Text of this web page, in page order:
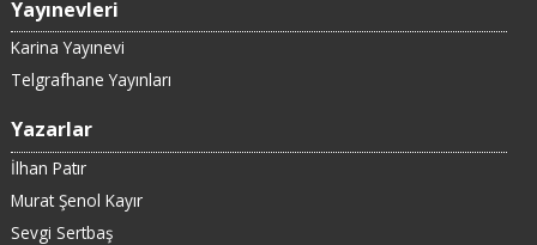
Yayınevleri
Karina Yayınevi
Telgrafhane Yayınları
Yazarlar
İlhan Patır
Murat Şenol Kayır
Sevgi Sertbaş